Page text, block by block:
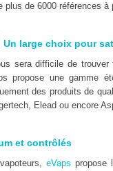
plus de 6000 références
Un large choix pour
sera difficile de
propose une gamme
des produits de
Elead ou encore
et contrôlés
eVaps propose